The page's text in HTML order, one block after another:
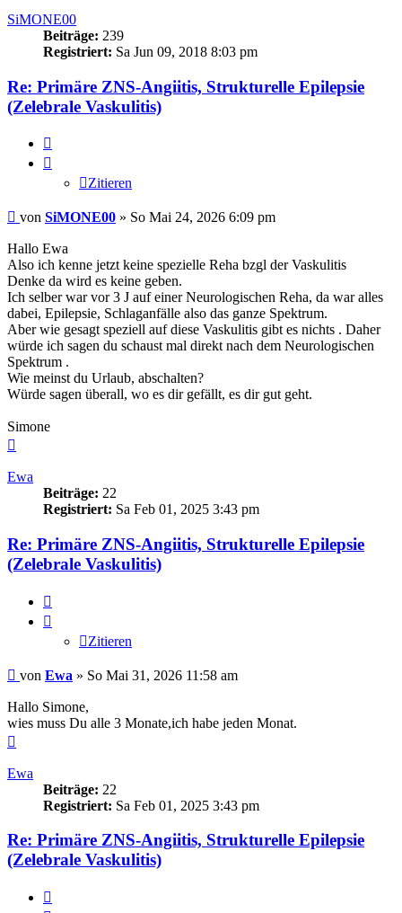
SiMONE00
Beiträge: 239
Registriert: Sa Jun 09, 2018 8:03 pm
Re: Primäre ZNS-Angiitis, Strukturelle Epilepsie
(Zelebrale Vaskulitis)
Zitieren
Beitrag
von SiMONE00 » So Mai 24, 2026 6:09 pm
Hallo Ewa
Also ich kenne jetzt keine spezielle Reha bzgl der Vaskulitis
Denke da wird es keine geben.
Ich selber war vor 3 J auf einer Neurologischen Reha, da war alles
dabei, Epilepsie, Schlaganfälle also das ganze Spektrum.
Aber wie gesagt speziell auf diese Vaskulitis gibt es nichts . Daher
würde ich sagen du schaust mal direkt nach dem Neurologischen
Spektrum .
Wie meinst du Urlaub, abschalten?
Würde sagen überall, wo es dir gefällt, es dir gut geht.
Simone
Ewa
Beiträge: 22
Registriert: Sa Feb 01, 2025 3:43 pm
Re: Primäre ZNS-Angiitis, Strukturelle Epilepsie
(Zelebrale Vaskulitis)
Zitieren
Beitrag
von Ewa » So Mai 31, 2026 11:58 am
Hallo Simone,
wies muss Du alle 3 Monate,ich habe jeden Monat.
Ewa
Beiträge: 22
Registriert: Sa Feb 01, 2025 3:43 pm
Re: Primäre ZNS-Angiitis, Strukturelle Epilepsie
(Zelebrale Vaskulitis)